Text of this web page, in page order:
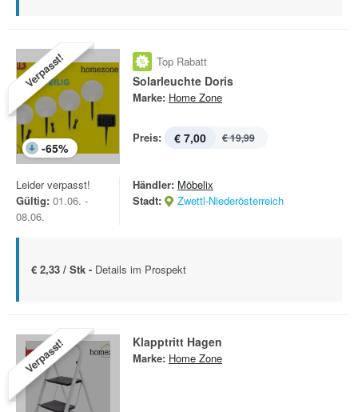
Verpasst!
-65%
Top Rabatt
Solarleuchte Doris
Marke: Home Zone
Preis: € 7,00 € 19,99
Leider verpasst!
Gültig: 01.06. -
08.06.
Händler: Möbelix
Stadt:
Zwettl-Niederösterreich
€ 2,33 / Stk - Details im Prospekt
Verpasst! Klapptritt Hagen
Marke: Home Zone